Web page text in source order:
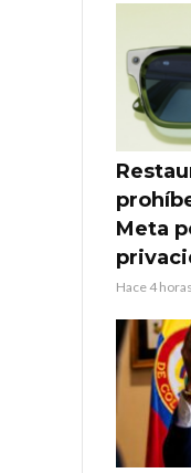
Meta
Hace 4 horas